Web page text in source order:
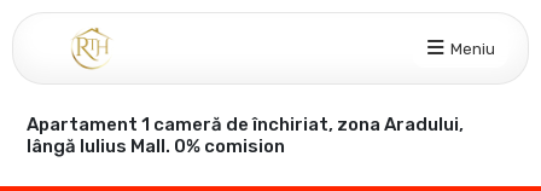
Meniu
Apartament 1 cameră de închiriat, zona Aradului,
lângă Iulius Mall. 0% comision